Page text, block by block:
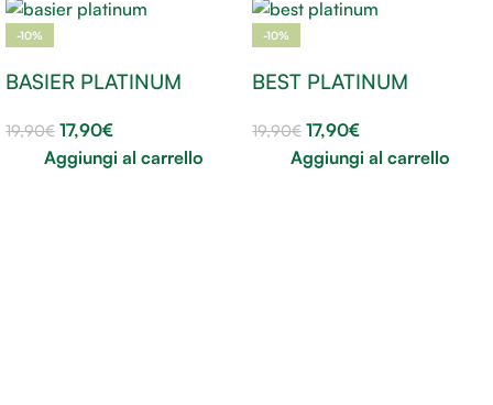
-10%
BASIER PLATINUM
19,90€ 17,90€
Aggiungi al carrello
-10%
BEST PLATINUM
19,90€ 17,90€
Aggiungi al carrello